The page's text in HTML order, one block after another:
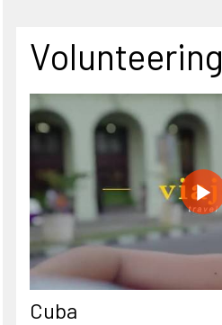
Volunteering
Cuba